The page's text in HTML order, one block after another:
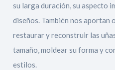
su larga duración, su aspecto
diseños. También nos aportan
restaurar y reconstruir las
tamaño, moldear su forma y
estilos.